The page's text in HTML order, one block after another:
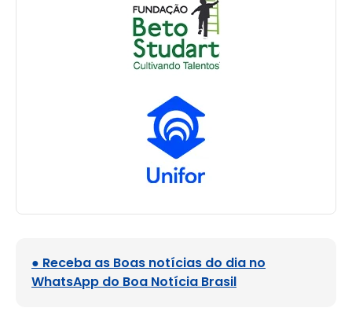
● Receba as Boas notícias do dia no
WhatsApp do Boa Notícia Brasil